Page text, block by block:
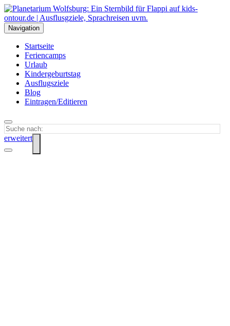
Navigation
Startseite
Feriencamps
Urlaub
Kindergeburtstag
Ausflugsziele
Blog
Eintragen/Editieren
erweitert